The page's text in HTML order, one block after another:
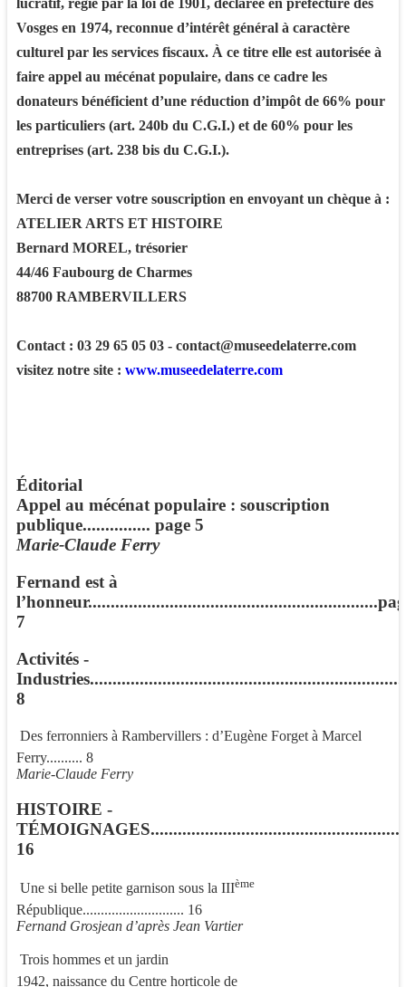
lucratif, régie par la loi de 1901, déclarée en préfecture des
Vosges en 1974, reconnue d’intérêt général à caractère
culturel par les services fiscaux. À ce titre elle est autorisée à
faire appel au mécénat populaire, dans ce cadre les
donateurs bénéficient d’une réduction d’impôt de 66% pour
les particuliers (art. 240b du C.G.I.) et de 60% pour les
entreprises (art. 238 bis du C.G.I.).
Merci de verser votre souscription en envoyant un chèque à :
ATELIER ARTS ET HISTOIRE
Bernard MOREL, trésorier
44/46 Faubourg de Charmes
88700 RAMBERVILLERS
Contact : 03 29 65 05 03 - contact@museedelaterre.com
visitez notre site : www.museedelaterre.com
Éditorial
Appel au mécénat populaire : souscription
publique............... page 5
Marie-Claude Ferry
Fernand est à
7
Activités -
8
 Des ferronniers à Rambervillers : d’Eugène Forget à Marcel
Ferry.......... 8
Marie-Claude Ferry
HISTOIRE -
16
 Une si belle petite garnison sous la IIIème
République............................ 16
Fernand Grosjean d’après Jean Vartier
 Trois hommes et un jardin
1942, naissance du Centre horticole de